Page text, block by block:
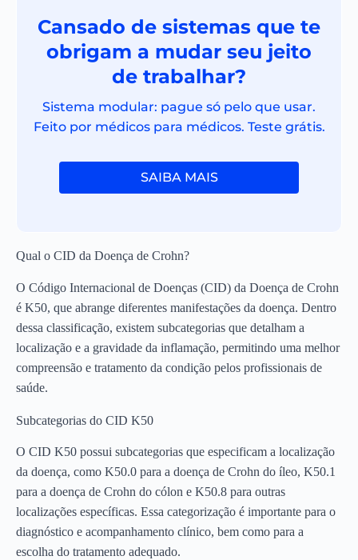
Cansado de sistemas que te
obrigam a mudar seu jeito
de trabalhar?
Sistema modular: pague só pelo que usar.
Feito por médicos para médicos. Teste grátis.
SAIBA MAIS
Qual o CID da Doença de Crohn?
O Código Internacional de Doenças (CID) da Doença de Crohn
é K50, que abrange diferentes manifestações da doença. Dentro
dessa classificação, existem subcategorias que detalham a
localização e a gravidade da inflamação, permitindo uma melhor
compreensão e tratamento da condição pelos profissionais de
saúde.
Subcategorias do CID K50
O CID K50 possui subcategorias que especificam a localização
da doença, como K50.0 para a doença de Crohn do íleo, K50.1
para a doença de Crohn do cólon e K50.8 para outras
localizações específicas. Essa categorização é importante para o
diagnóstico e acompanhamento clínico, bem como para a
escolha do tratamento adequado.